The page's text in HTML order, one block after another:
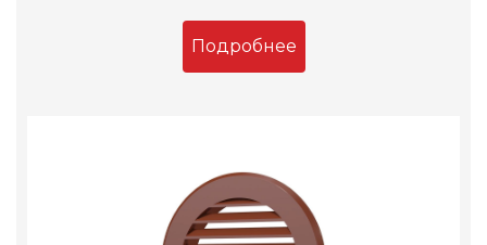
Подробнее